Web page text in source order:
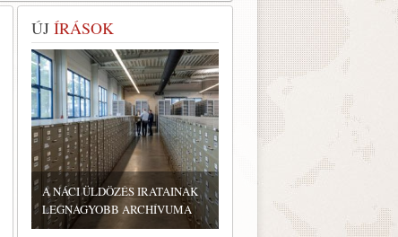
ÚJ ÍRÁSOK
A NÁCI ÜLDÖZÉS IRATAINAK
LEGNAGYOBB ARCHÍVUMA